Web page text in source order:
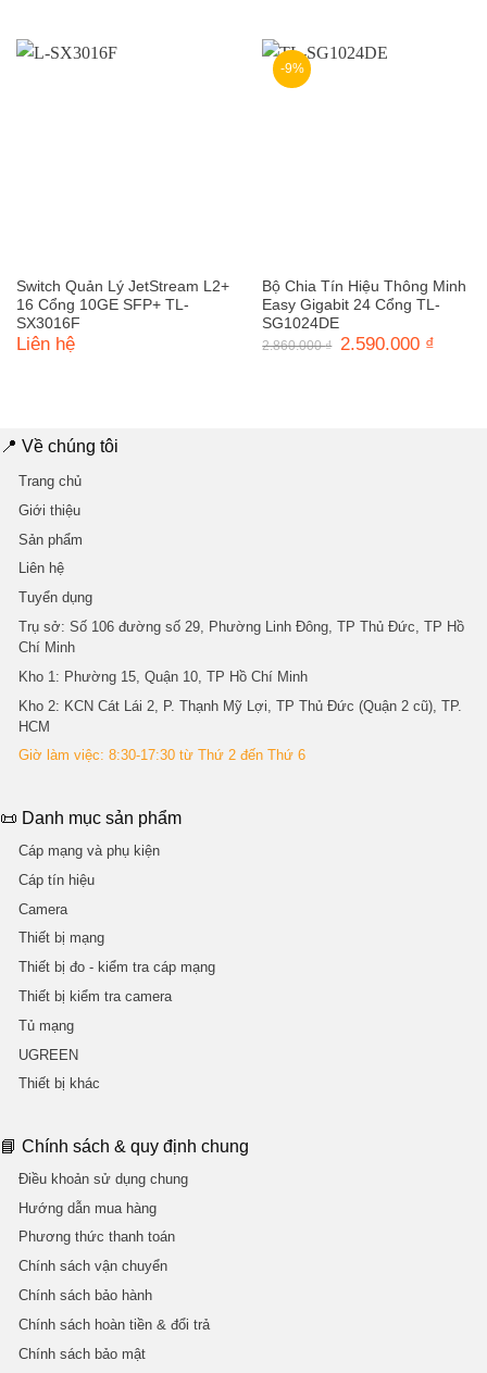
Switch Quản Lý JetStream L2+
16 Cổng 10GE SFP+ TL-
SX3016F
Liên hệ
-9%
Bộ Chia Tín Hiệu Thông Minh
Easy Gigabit 24 Cổng TL-
SG1024DE
2.860.000₫
Giá
2.590.000 ₫
📍 Về chúng tôi
Trang chủ
Giới thiệu
Sản phẩm
Liên hệ
Tuyển dụng
Trụ sở: Số 106 đường số 29, Phường Linh Đông, TP Thủ Đức, TP Hồ
Chí Minh
Kho 1 : Phường 15, Quận 10, TP Hồ Chí Minh
Kho 2: KCN Cát Lái 2, P. Thạnh Mỹ Lợi, TP Thủ Đức (Quận 2 cũ), TP.
HCM
Giờ làm việc: 8:30-17:30 từ Thứ 2 đến Thứ 6
📜 Danh mục sản phẩm
Cáp mạng và phụ kiện
Cáp tín hiệu
Camera
Thiết bị mạng
Thiết bị đo - kiểm tra cáp mạng
Thiết bị kiểm tra camera
Tủ mạng
UGREEN
Thiết bị khác
📘 Chính sách & quy định chung
Điều khoản sử dụng chung
Hướng dẫn mua hàng
Phương thức thanh toán
Chính sách vận chuyển
Chính sách bảo hành
Chính sách hoàn tiền & đổi trả
Chính sách bảo mật